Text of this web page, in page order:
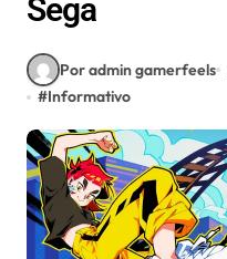
Sega
Por admin gamerfeels
#Informativo